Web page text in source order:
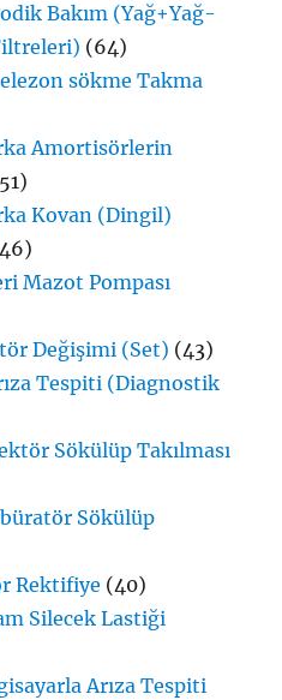
Bakım (Yağ+Yağ-
(64)
sökme Takma
Amortisörlerin
Kovan (Dingil)
Mazot Pompası
Değişimi (Set) (43)
Tespiti (Diagnostik
Sökülüp Takılması
Sökülüp
Rektifiye (40)
Silecek Lastiği
Arıza Tespiti